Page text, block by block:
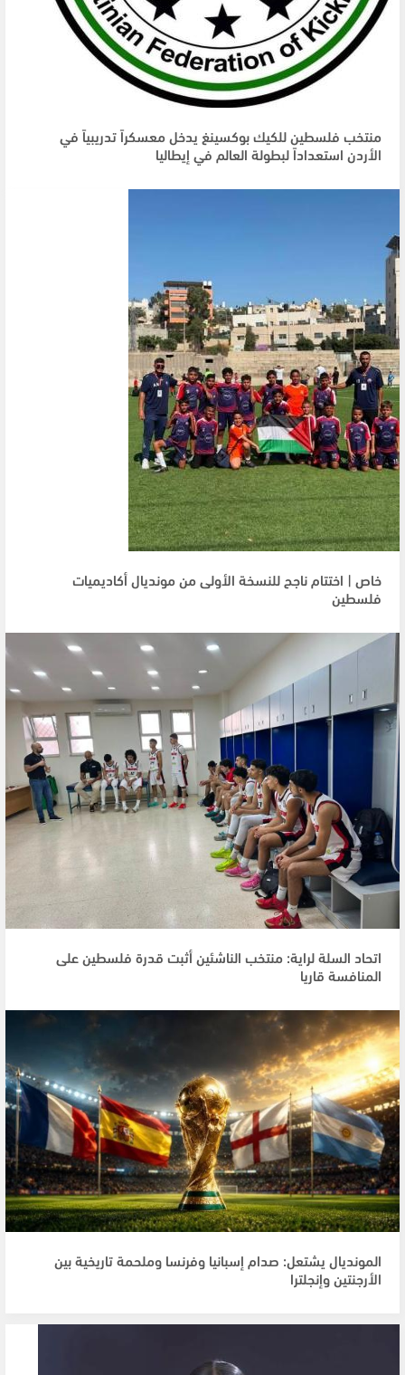
منتخب فلسطين للكيك بوكسينغ يدخل معسكراً تدريبياً في
الأردن استعداداً لبطولة العالم في إيطاليا
خاص | اختتام ناجح للنسخة الأولى من مونديال أكاديميات
فلسطين
اتحاد السلة لراية: منتخب الناشئين أثبت قدرة فلسطين على
المنافسة قاريا
المونديال يشتعل: صدام إسبانيا وفرنسا وملحمة تاريخية بين
الأرجنتين وإنجلترا